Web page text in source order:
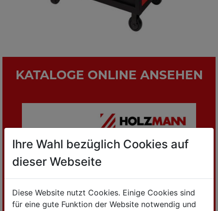
KATALOGE ONLINE ANSEHEN
Ihre Wahl bezüglich Cookies auf
dieser Webseite
Diese Website nutzt Cookies. Einige Cookies sind
für eine gute Funktion der Website notwendig und